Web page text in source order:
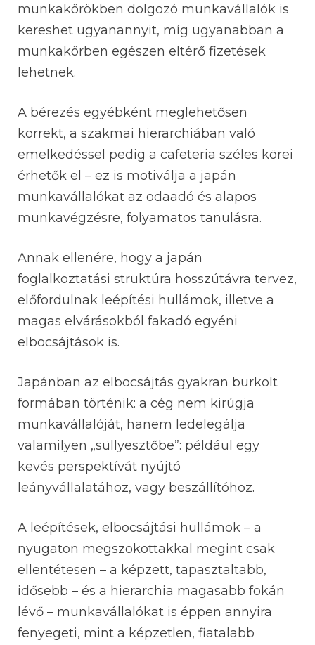
munkakörökben dolgozó munkavállalók is
kereshet ugyanannyit, míg ugyanabban a
munkakörben egészen eltérő fizetések
lehetnek.
A bérezés egyébként meglehetősen
korrekt, a szakmai hierarchiában való
emelkedéssel pedig a cafeteria széles körei
érhetők el – ez is motiválja a japán
munkavállalókat az odaadó és alapos
munkavégzésre, folyamatos tanulásra.
Annak ellenére, hogy a japán
foglalkoztatási struktúra hosszútávra tervez,
előfordulnak leépítési hullámok, illetve a
magas elvárásokból fakadó egyéni
elbocsájtások is.
Japánban az elbocsájtás gyakran burkolt
formában történik: a cég nem kirúgja
munkavállalóját, hanem ledelegálja
valamilyen „süllyesztőbe”: például egy
kevés perspektívát nyújtó
leányvállalatához, vagy beszállítóhoz.
A leépítések, elbocsájtási hullámok – a
nyugaton megszokottakkal megint csak
ellentétesen – a képzett, tapasztaltabb,
idősebb – és a hierarchia magasabb fokán
lévő – munkavállalókat is éppen annyira
fenyegeti, mint a képzetlen, fiatalabb